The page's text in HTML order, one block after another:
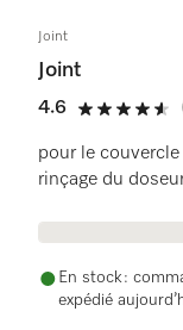
Joint
Joint
4.6
4.6 étoiles
pour le
rinçage du
En stock :
expédié